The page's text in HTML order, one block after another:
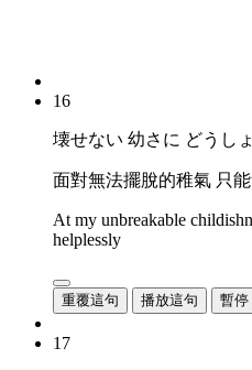
16
壊せない 幼さに どうし
面對無法擺脫的稚氣 只
At my unbreakable
helplessly
重覆這句 播放這句 暫停
17